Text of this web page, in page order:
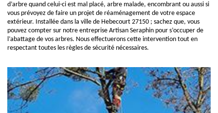
d’arbre quand celui-ci est mal placé, arbre malade, encombrant ou aussi si
vous prévoyez de faire un projet de réaménagement de votre espace
extérieur. Installée dans la ville de Hebecourt 27150 ; sachez que, vous
pouvez compter sur notre entreprise Artisan Seraphin pour s’occuper de
l’abattage de vos arbres. Nous effectuerons cette intervention tout en
respectant toutes les règles de sécurité nécessaires.